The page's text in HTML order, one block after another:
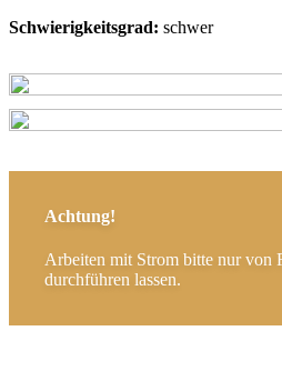
Schwierigkeitsgrad: schwer
Achtung!
Arbeiten mit Strom bitte nur von
durchführen lassen.